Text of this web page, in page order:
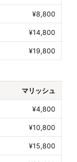
¥8,800
¥14,800
¥19,800
マリッシュ
¥4,800
¥10,800
¥15,800